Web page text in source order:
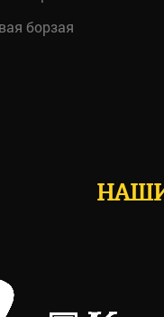
борзая